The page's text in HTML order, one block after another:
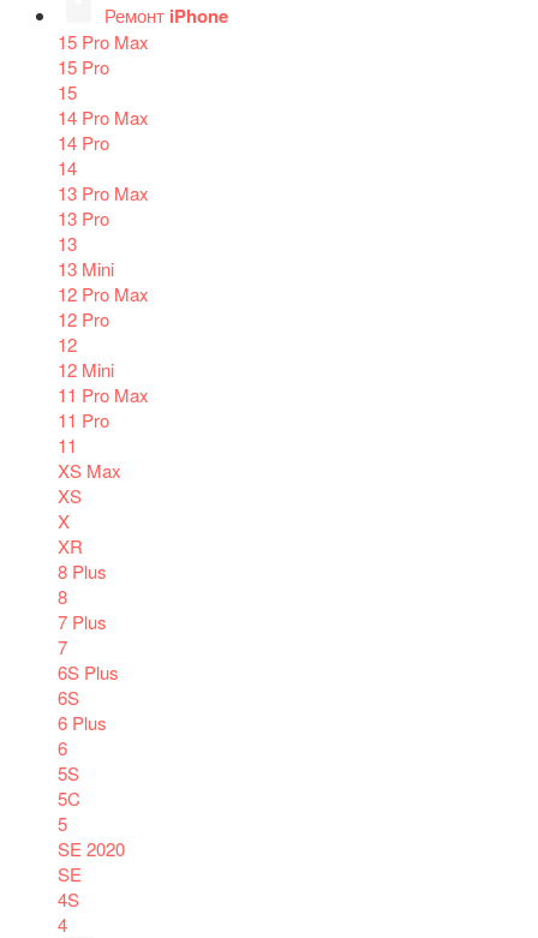
Ремонт iPhone
15 Pro Max
15 Pro
15
14 Pro Max
14 Pro
14
13 Pro Max
13 Pro
13
13 Mini
12 Pro Max
12 Pro
12
12 Mini
11 Pro Max
11 Pro
11
XS Max
XS
X
XR
8 Plus
8
7 Plus
7
6S Plus
6S
6 Plus
6
5S
5C
5
SE 2020
SE
4S
4